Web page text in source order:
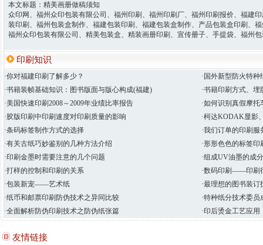
本文标题：精美画册做稿须知
众印网、福州众印包装有限公司、福州印刷、福州印刷厂、福州印刷报价、福建
装印刷、福州包装盒制作、福建包装印刷、福建包装盒制作、产品包装盒印刷、
福州众印包装有限公司、精美包装盒、精装画册印刷、宣传册子、手提袋、福州
印刷知识
·你对福建印刷了解多少？
·国外新型防火特种
·书籍装帧基础知识：图书版面与版心构成(福建)
·书籍印刷方式、
·美国快速印刷2008～2009年业绩比率报告
·如何识别真假摩托
·胶版印刷中印刷速度对印刷质量的影响
·柯达KODAK显影
·条码标签制作方式的选择
·我们订单的印刷服
·有关古纸巧妙鉴别的几种方法介绍
·形形色色的标签
·印刷金墨时需要注意的几个问题
·组成UV油墨的成
·打样的控制和印刷的关系
·数码印刷――印刷
·包装新宠——艺术纸
·最理想的图书装
·纸币和邮票印刷防伪技术之异同比较
·特种纸分技术委
·全面解析防伪印刷技术之防伪纸张篇
·印后烫金工艺应用
友情链接